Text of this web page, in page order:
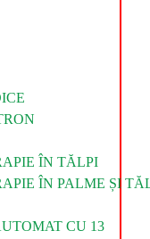
ÎN TĂLPI
ÎN PALME ȘI
CU 13